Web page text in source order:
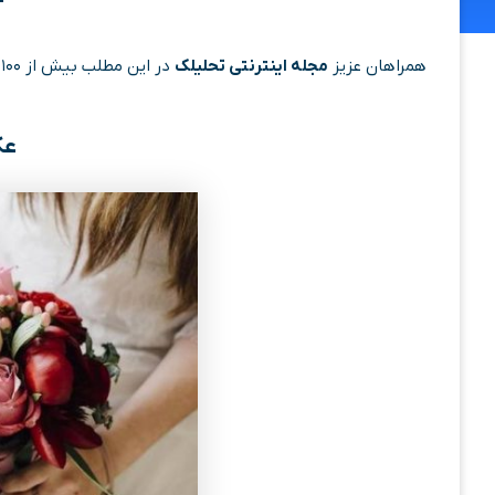
همراهان عزیز مجله اینترنتی تحلیلک در این مطلب بیش از ۱۰۰ عکس گل زیبا را برای شما آورده ایم. با ما همراه باشید.